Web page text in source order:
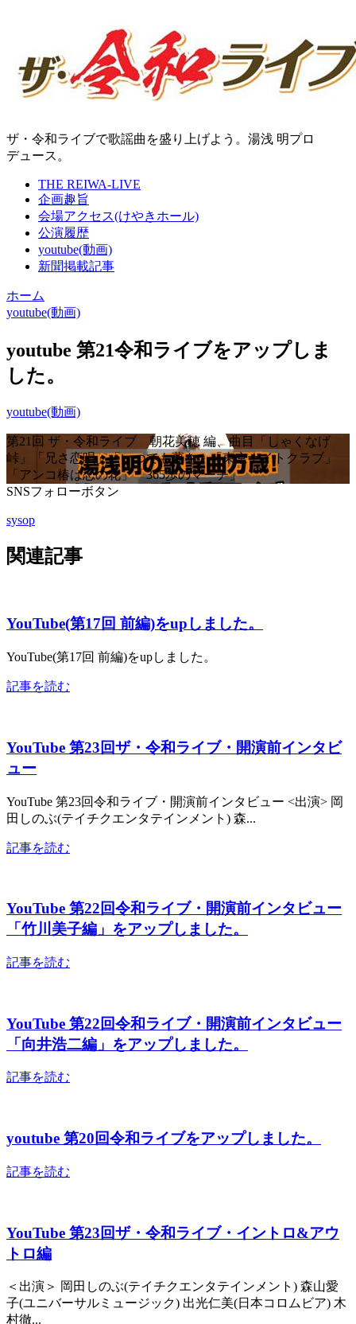
ザ・令和ライブで歌謡曲を盛り上げよう。湯浅 明プロ
デュース。
THE REIWA-LIVE
企画趣旨
会場アクセス(けやきホール)
公演履歴
youtube(動画)
新聞掲載記事
ホーム
youtube(動画)
youtube 第21令和ライブをアップしま
した。
youtube(動画)
第21回 ザ・令和ライブ 朝花美穂 編、曲目「しゃくなげ
峠」「兄さ恋唄」「いつでも夢を」「東京ナイトクラブ」
「アンコ椿は恋の花」「365歩のマーチ」
SNSフォローボタン
sysop
関連記事
YouTube(第17回 前編)をupしました。
YouTube(第17回 前編)をupしました。
記事を読む
YouTube 第23回ザ・令和ライブ・開演前インタビ
ュー
YouTube 第23回令和ライブ・開演前インタビュー <出演> 岡
田しのぶ(テイチクエンタテインメント) 森...
記事を読む
YouTube 第22回令和ライブ・開演前インタビュー
「竹川美子編」をアップしました。
記事を読む
YouTube 第22回令和ライブ・開演前インタビュー
「向井浩二編」をアップしました。
記事を読む
youtube 第20回令和ライブをアップしました。
記事を読む
YouTube 第23回ザ・令和ライブ・イントロ&アウ
トロ編
＜出演＞ 岡田しのぶ(テイチクエンタテインメント) 森山愛
子(ユニバーサルミュージック) 出光仁美(日本コロムビア) 木
村徹...